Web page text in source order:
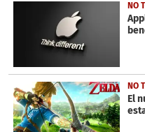
NO
NO
El